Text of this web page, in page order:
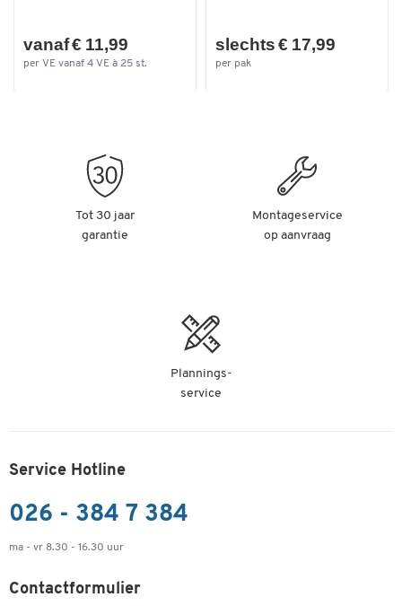
vanaf € 11,99
per VE vanaf 4 VE à 25 st.
slechts € 17,99
per pak
Tot 30 jaar
garantie
Montageservice
op aanvraag
Plannings-
service
Service Hotline
026 - 384 7 384
ma - vr 8.30 - 16.30 uur
Contactformulier